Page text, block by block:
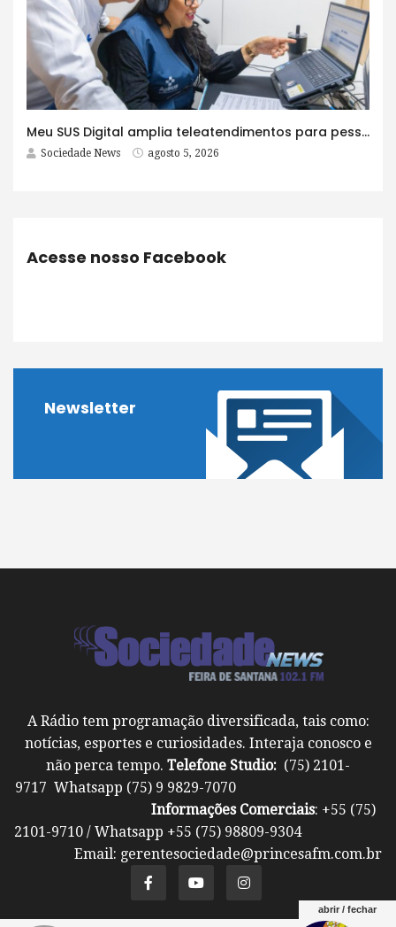
Meu SUS Digital amplia teleatendimentos para pessoas com problemas com jogos e apostas
Sociedade News agosto 5, 2026
Acesse nosso Facebook
Newsletter
A Rádio tem programação diversificada, tais como:
notícias, esportes e curiosidades. Interaja conosco e
não perca tempo. Telefone Studio: (75) 2101-
9717 Whatsapp (75) 9 9829-7070
Informações Comerciais: +55 (75)
2101-9710 / Whatsapp +55 (75) 98809-9304
Email: gerentesociedade@princesafm.com.br
abrir / fechar